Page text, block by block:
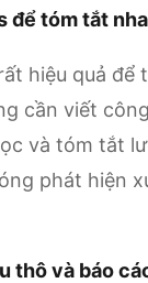
để tóm tắt
hiệu quả để
cần viết
và tóm tắt
phát hiện
thô và báo